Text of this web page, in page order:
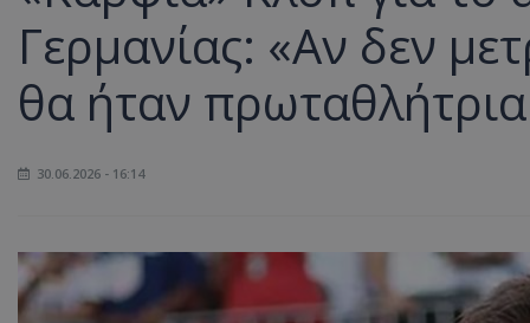
Γερμανίας: «Αν δεν
θα ήταν πρωταθλήτρια
30.06.2026 - 16:14